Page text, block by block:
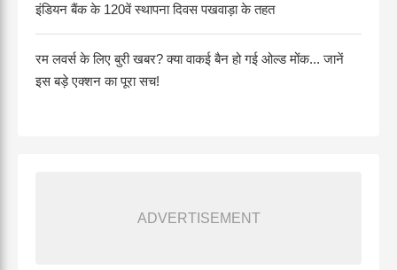
इंडियन बैंक के 120वें स्थापना दिवस पखवाड़ा के तहत
रम लवर्स के लिए बुरी खबर? क्या वाकई बैन हो गई ओल्ड मोंक... जानें
इस बड़े एक्शन का पूरा सच!
ADVERTISEMENT